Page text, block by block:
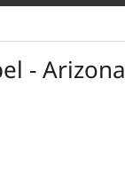
- Arizona